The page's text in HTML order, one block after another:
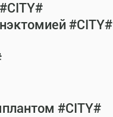
#CITY#
#CITY#